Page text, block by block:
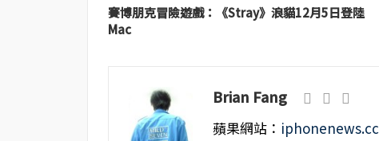
賽博朋克冒險遊戲：《Stray》浪貓12月5日登陸
Mac
Brian Fang
蘋果網站： iphonenews.cc